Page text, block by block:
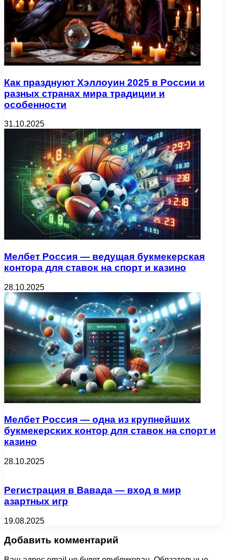
Как празднуют Хэллоуин 2025 в России и
разных странах мира традиции и
особенности
31.10.2025
Мелбет Россия — ведущая букмекерская
контора для ставок на спорт и казино
28.10.2025
Мелбет Россия — одна из крупнейших
букмекерских контор для ставок на спорт и
казино
28.10.2025
Регистрация в Вавада — вход в мир
азартных игр
19.08.2025
Добавить комментарий